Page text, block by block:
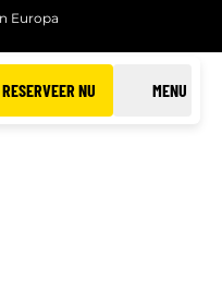
Europa
RESERVEER NU MENU